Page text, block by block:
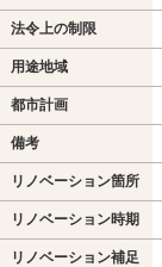
法令上の制限
用途地域
都市計画
備考
リノベーション箇所
リノベーション時期
リノベーション補足